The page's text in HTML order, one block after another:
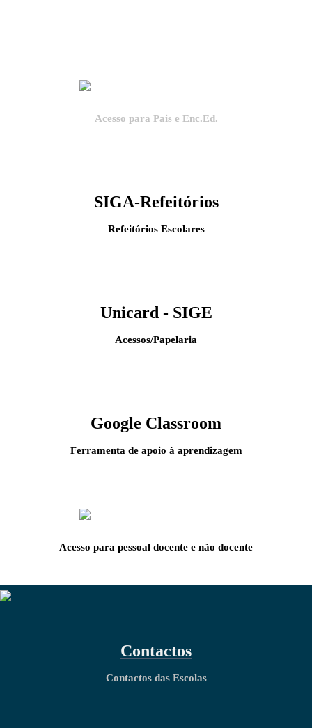
Acesso para Pais e Enc.Ed.
SIGA-Refeitórios
Refeitórios Escolares
Unicard - SIGE
Acessos/Papelaria
Google Classroom
Ferramenta de apoio à aprendizagem
Acesso para pessoal docente e não docente
Contactos
Contactos das Escolas